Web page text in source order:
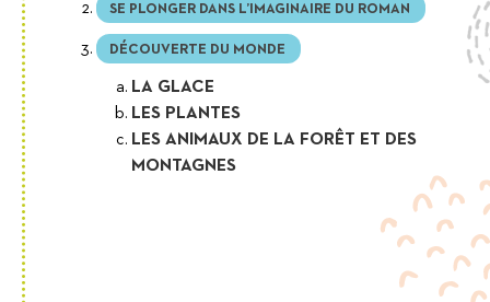
SE PLONGER DANS L’IMAGINAIRE DU ROMAN
DÉCOUVERTE DU MONDE
LA GLACE
LES PLANTES
LES ANIMAUX DE LA FORÊT ET DES
MONTAGNES